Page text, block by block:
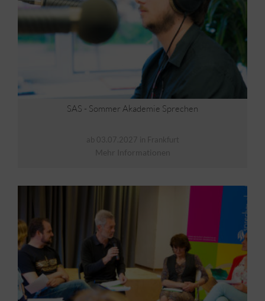
SAS - Sommer Akademie Sprechen
ab 03.07.2027 in Frankfurt
Mehr Informationen